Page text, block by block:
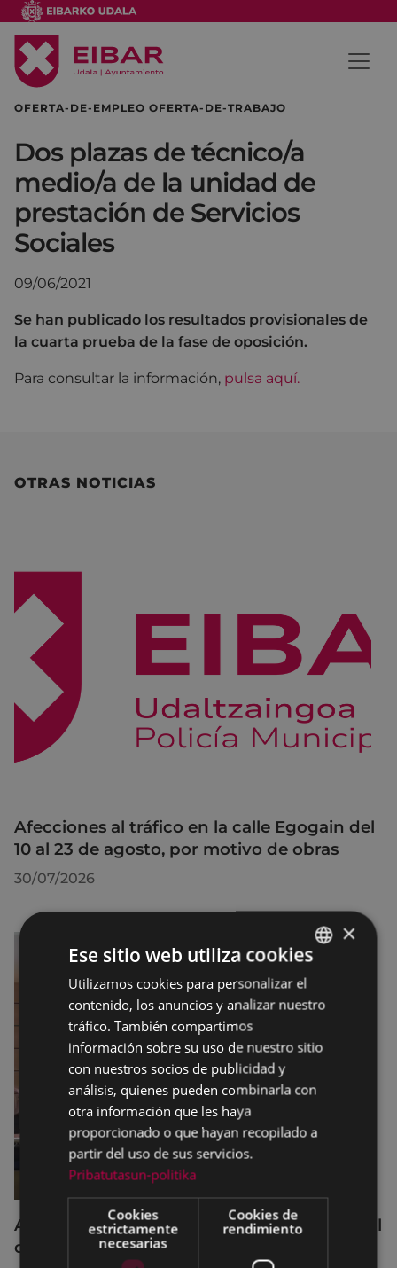
OFERTA-DE-EMPLEO OFERTA-DE-TRABAJO
Dos plazas de técnico/a
medio/a de la unidad de
prestación de Servicios
Sociales
09/06/2021
Se han publicado los resultados provisionales de
la cuarta prueba de la fase de oposición.
Para consultar la información, pulsa aquí.
OTRAS NOTICIAS
Afecciones al tráfico en la calle Egogain del
10 al 23 de agosto, por motivo de obras
30/07/2026
Acuerdos adoptados por el Pleno Municipal
celebrado el 27 de julio de 2026
BASQUE
SPANISH
×
Ese sitio web utiliza cookies
Utilizamos cookies para personalizar el
contenido, los anuncios y analizar nuestro
tráfico. También compartimos
información sobre su uso de nuestro sitio
con nuestros socios de publicidad y
análisis, quienes pueden combinarla con
otra información que les haya
proporcionado o que hayan recopilado a
partir del uso de sus servicios.
Pribatutasun-politika
Cookies
estrictamente
necesarias
Cookies de
rendimiento